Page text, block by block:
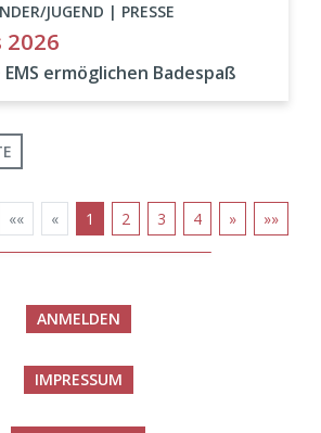
JUGEND | PRESSE
2026
ermöglichen Badespaß
«« « 1 2 3 4 » »»
ANMELDEN
IMPRESSUM